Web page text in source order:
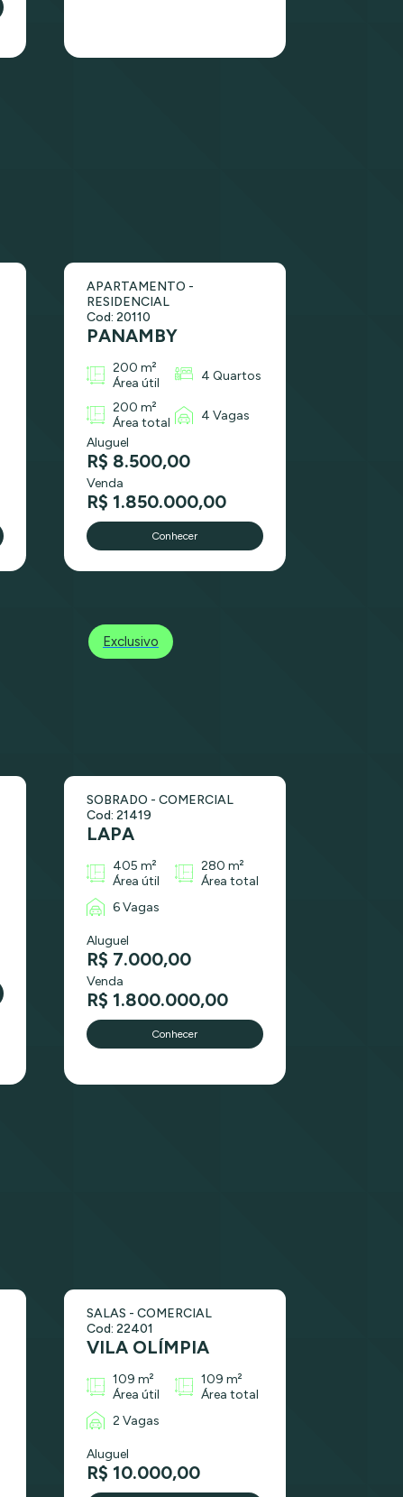
APARTAMENTO -
RESIDENCIAL
Cod: 20110
PANAMBY
200 m²
Área útil
4 Quartos
200 m²
Área total
4 Vagas
Aluguel
R$ 8.500,00
Venda
R$ 1.850.000,00
Conhecer
Exclusivo
SOBRADO - COMERCIAL
Cod: 21419
LAPA
405 m²
Área útil
280 m²
Área total
6 Vagas
Aluguel
R$ 7.000,00
Venda
R$ 1.800.000,00
Conhecer
SALAS - COMERCIAL
Cod: 22401
VILA OLÍMPIA
109 m²
Área útil
109 m²
Área total
2 Vagas
Aluguel
R$ 10.000,00